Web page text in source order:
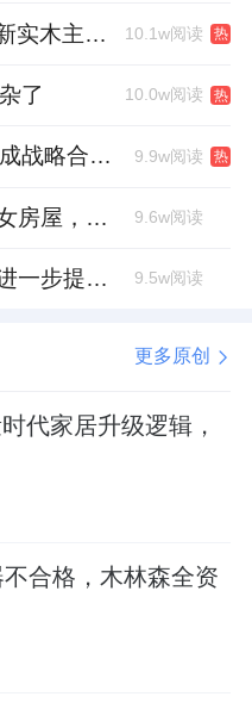
一城双响 | 源氏木语「新实木主义——黑标生活提案」发布会落地天津，黑标旗舰店盛大启幕 10.1w阅读 热
了 10.0w阅读 热
贝壳租房与成都燃气达成战略合作 打通安全巡检“最后一米” 9.9w阅读 热
北京：父母赠与成年子女房屋，不再核验子女的购房资格 9.6w阅读
北京：公积金贷款额度进一步提高、最高可贷340万元 9.5w阅读
更多原创
代家居升级逻辑，
合格，木林森全资